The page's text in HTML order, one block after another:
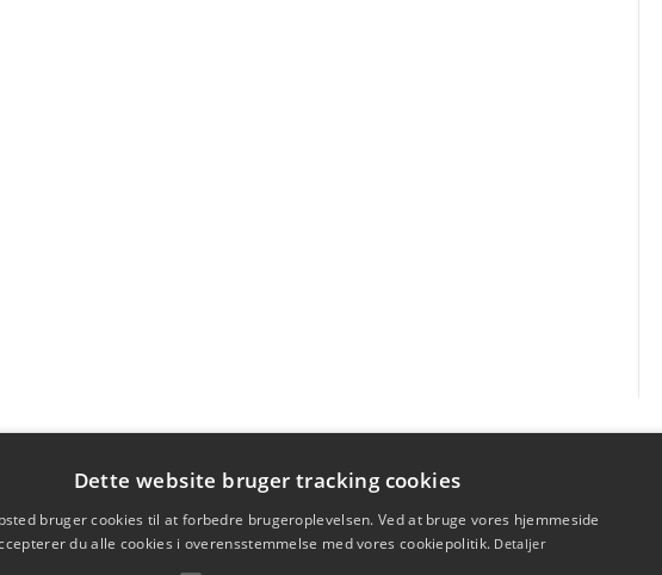
Dette website bruger tracking cookies
bruger cookies til at forbedre brugeroplevelsen. Ved at bruge vores hjemmeside
du alle cookies i overensstemmelse med vores cookiepolitik. Detaljer